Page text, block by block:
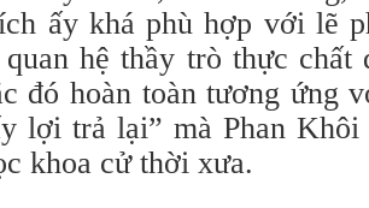
ấy khá phù hợp với lẽ
hệ thầy trò thực
đó hoàn toàn tương ứng
lợi trả lại” mà Phan
khoa cử thời xưa.